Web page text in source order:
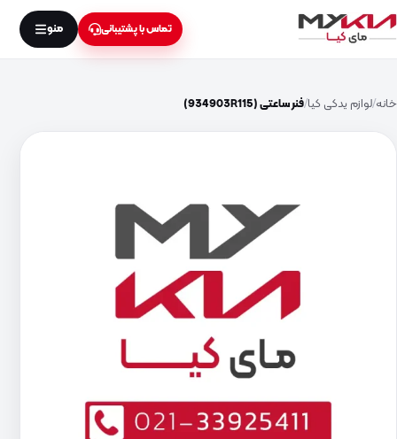
تماس با پشتیبانی منو
خانه لوازم یدکی کیا فنر ساعتی (934903R115)